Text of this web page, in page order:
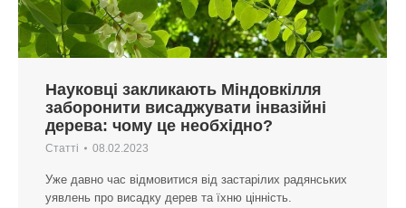
Науковці закликають Міндовкілля
заборонити висаджувати інвазійні
дерева: чому це необхідно?
Статті 08.02.2023
Уже давно час відмовитися від застарілих радянських
уявлень про висадку дерев та їхню цінність.